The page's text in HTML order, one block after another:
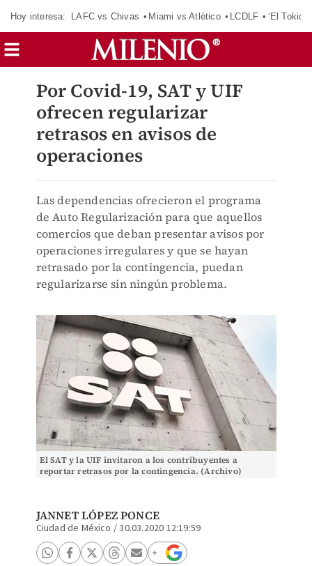
Hoy interesa: LAFC vs Chivas Miami vs Atlético LCDLF ‘El Tokio’
Por Covid-19, SAT y UIF
ofrecen regularizar
retrasos en avisos de
operaciones
Las dependencias ofrecieron el programa
de Auto Regularización para que aquellos
comercios que deban presentar avisos por
operaciones irregulares y que se hayan
retrasado por la contingencia, puedan
regularizarse sin ningún problema.
El SAT y la UIF invitaron a los contribuyentes a
reportar retrasos por la contingencia. (Archivo)
JANNET LÓPEZ PONCE
Ciudad de México /30.03.2020 12:19:59